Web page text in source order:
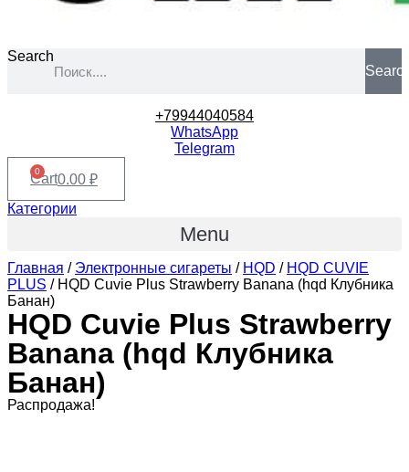
Search
+79944040584
WhatsApp
Telegram
0.00 ₽
0
Cart
Категории
Menu
Главная / Электронные сигареты / HQD / HQD CUVIE
PLUS / HQD Cuvie Plus Strawberry Banana (hqd Клубника
Банан)
HQD Cuvie Plus Strawberry
Banana (hqd Клубника
Банан)
Распродажа!